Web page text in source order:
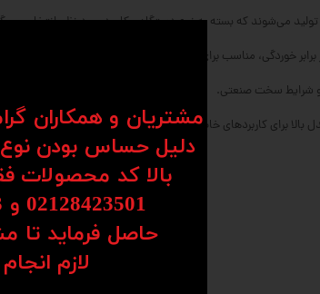
تولید می‌شوند که بسته به نوع دستگاه و کاربرد مورد نظر، انتخاب
خوردگی، مناسب برای سرعت‌های بالا و حرکت‌های مداوم.
و شرایط سخت صنعتی.
بالا برای کاربردهای خاص.​​مشتریان و همکاران
دلیل حساس بودن
بالا کد محصولات
02128423501 و 09122196053​​​​​​​ تماس
حاصل فرماید تا
​​​​​​​لازم